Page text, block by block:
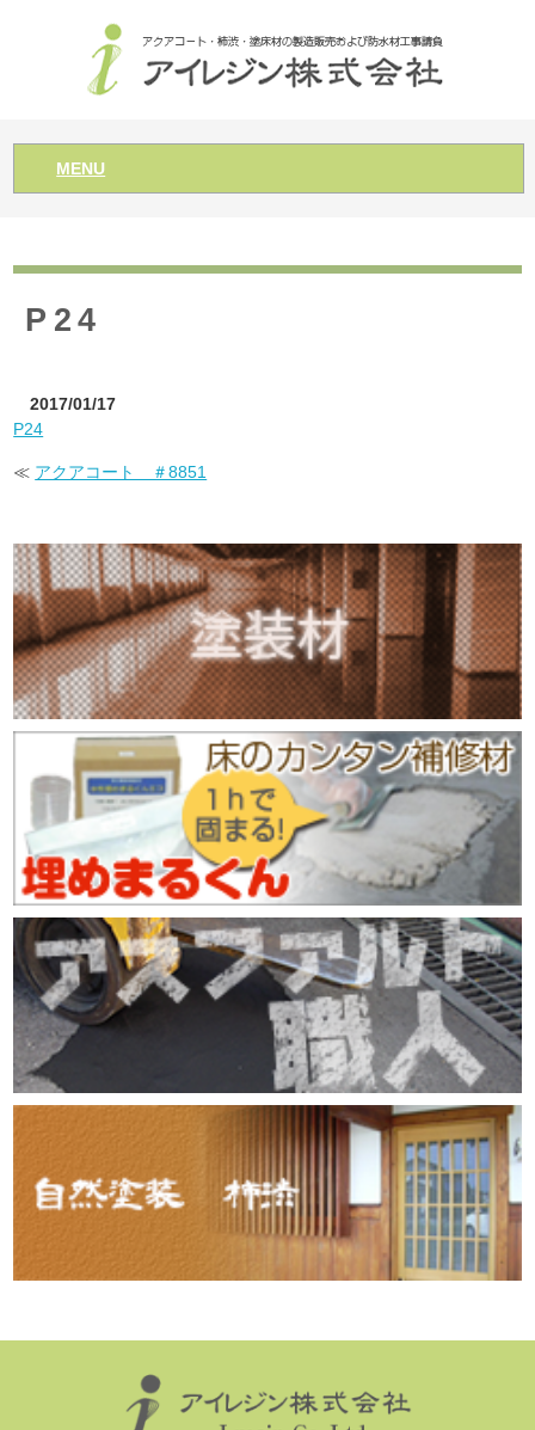
MENU
P24
2017/01/17
P24
≪ アクアコート ＃8851